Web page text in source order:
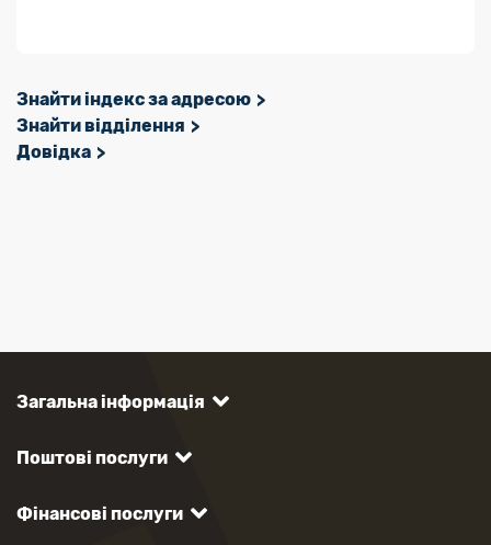
Знайти індекс за адресою
Знайти відділення
Довідка
Загальна інформація
Поштові послуги
Фінансові послуги